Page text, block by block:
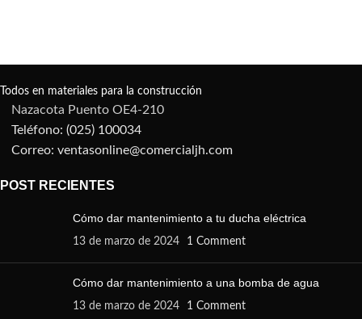
Todos en materiales para la construcción
Nazacota Puento OE4-210
Teléfono: (025) 100034
Correo: ventasonline@comercialjh.com
POST RECIENTES
Cómo dar mantenimiento a tu ducha eléctrica
13 de marzo de 2024 1 Comment
Cómo dar mantenimiento a una bomba de agua
13 de marzo de 2024 1 Comment